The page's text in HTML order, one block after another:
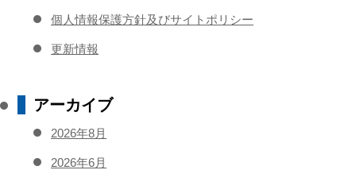
個人情報保護方針及びサイトポリシー
更新情報
アーカイブ
2026年8月
2026年6月